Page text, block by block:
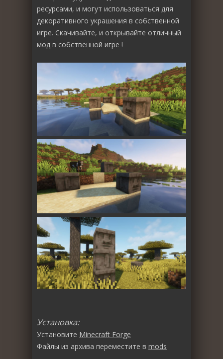
ресурсами, и могут использоваться для
декоративного украшения в собственной
игре. Скачивайте, и открывайте отличный
мод в собственной игре !
Установка:
Установите Minecraft Forge
Файлы из архива переместите в mods